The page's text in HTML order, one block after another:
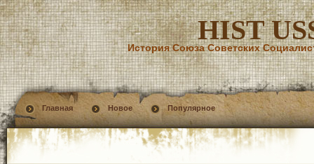
HIST
История Союза Советских
Главная Новое Популярное